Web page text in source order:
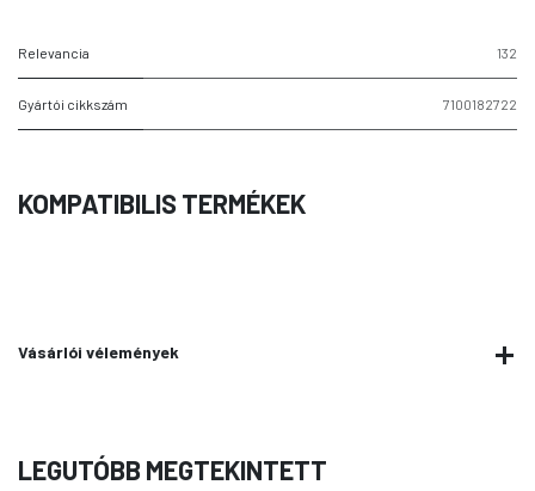
Relevancia 132
Gyártói cikkszám 7100182722
KOMPATIBILIS TERMÉKEK
Vásárlói vélemények
LEGUTÓBB MEGTEKINTETT